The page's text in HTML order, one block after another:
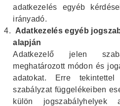
adatkezelés egyéb
irányadó.
Adatkezelés egyéb
alapján
Adatkezelő jelen
meghatározott módon és
adatokat. Erre
szabályzat függelékeiben
külön jogszabályhelyek